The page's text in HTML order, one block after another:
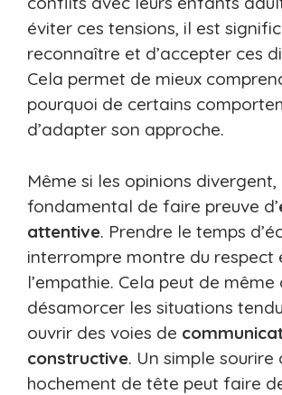
éviter ces tensions, il est
reconnaître et d’accepter ces
Cela permet de mieux
pourquoi de certains
d’adapter son approche.
Même si les opinions divergent,
fondamental de faire preuve d’
attentive. Prendre le temps
interrompre montre du respect
l’empathie. Cela peut de même
désamorcer les situations
ouvrir des voies de
constructive. Un simple sourire
hochement de tête peut faire